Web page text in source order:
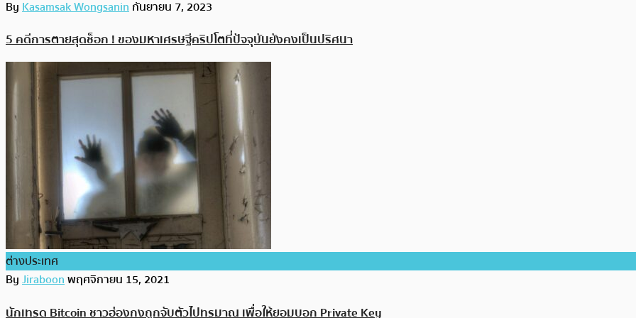
ByKasamsak Wongsaninกันยายน 7, 2023
5 คดีการตายสุดช็อก ! ของมหาเศรษฐีคริปโตที่ปัจจุบันยังคงเป็นปริศนา
ต่างประเทศ
ByJiraboonพฤศจิกายน 15, 2021
นักเทรด Bitcoin ชาวฮ่องกงถูกจับตัวไปทรมาณ เพื่อให้ยอมบอก Private Key